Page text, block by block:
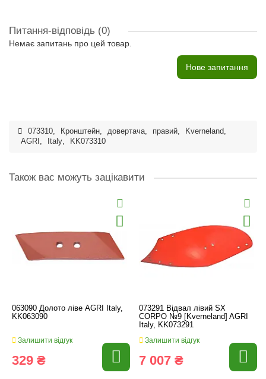
Питання-відповідь (0)
Немає запитань про цей товар.
Нове запитання
073310, Кронштейн, довертача, правий, Kverneland,
AGRI , Italy, KK073310
Також вас можуть зацікавити
063090 Долото ліве AGRI Italy,
KK063090
Залишити відгук
329 ₴
073291 Відвал лівий SX
CORPO №9 [Kverneland] AGRI
Italy, KK073291
Залишити відгук
7 007 ₴